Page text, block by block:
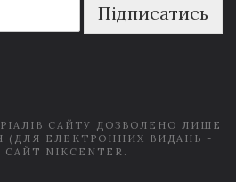
Підписатись
САЙТУ ДОЗВОЛЕНО ЛИШЕ
(ДЛЯ ЕЛЕКТРОННИХ ВИДАНЬ -
NIKCENTER.